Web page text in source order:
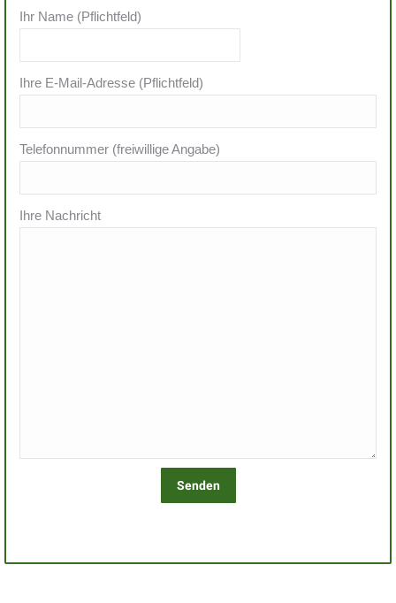
Ihr Name (Pflichtfeld)
Ihre E-Mail-Adresse (Pflichtfeld)
Telefonnummer (freiwillige Angabe)
Ihre Nachricht